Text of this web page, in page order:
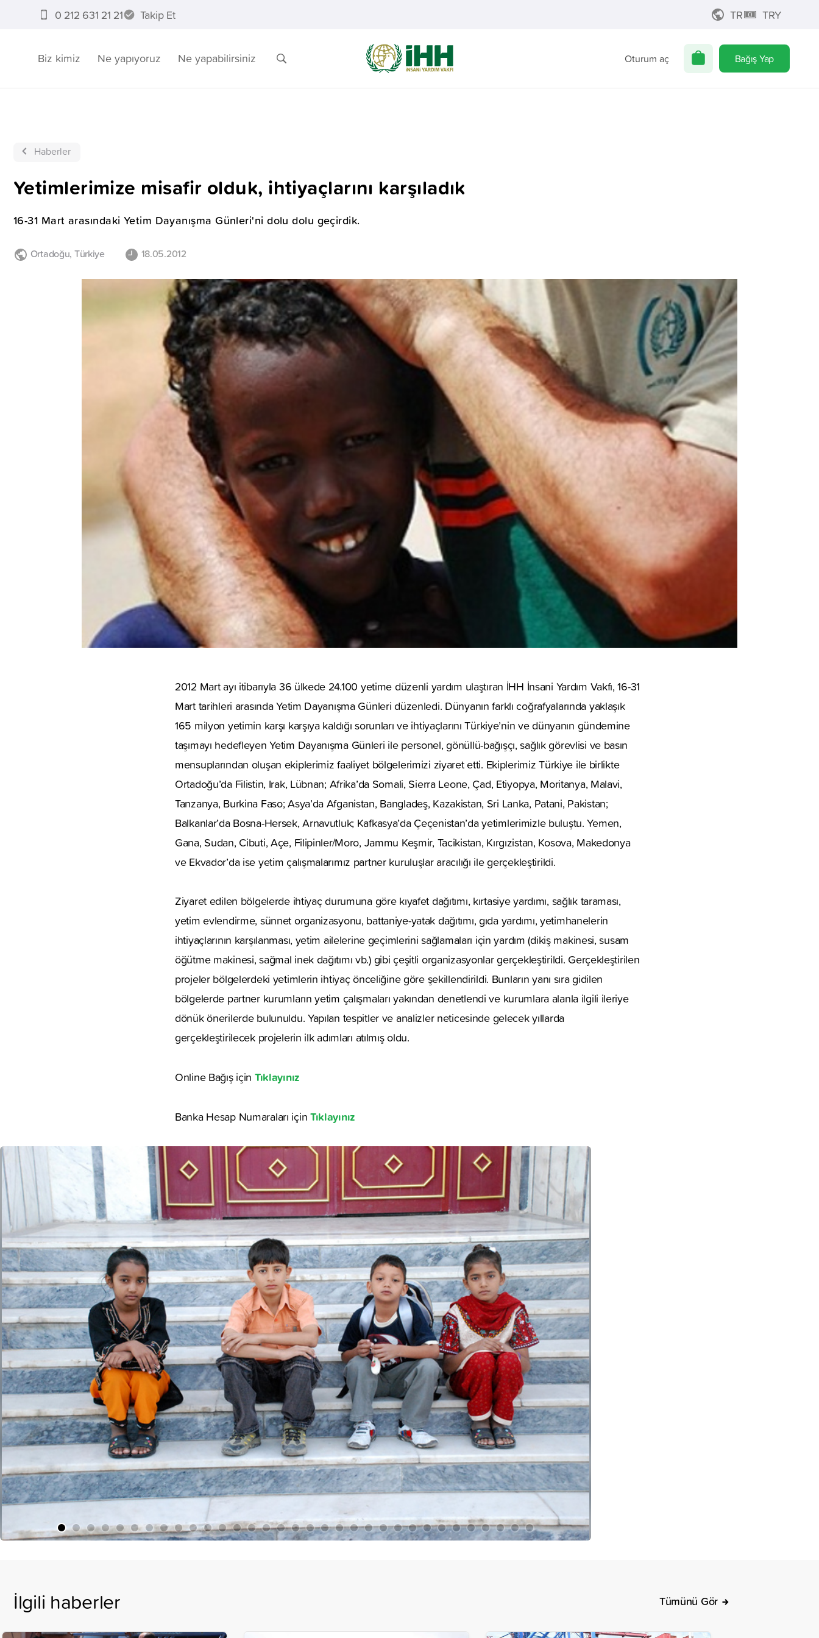
0 212 631 21 21 Takip Et TR TRY
Biz kimiz Ne yapıyoruz Ne yapabilirsiniz Oturum aç Bağış Yap
Haberler
Yetimlerimize misafir olduk, ihtiyaçlarını karşıladık
16-31 Mart arasındaki Yetim Dayanışma Günleri'ni dolu dolu geçirdik.
Ortadoğu, Türkiye 18.05.2012
2012 Mart ayı itibarıyla 36 ülkede 24.100 yetime düzenli yardım ulaştıran İHH İnsani Yardım Vakfı, 16-31
Mart tarihleri arasında Yetim Dayanışma Günleri düzenledi. Dünyanın farklı coğrafyalarında yaklaşık
165 milyon yetimin karşı karşıya kaldığı sorunları ve ihtiyaçlarını Türkiye’nin ve dünyanın gündemine
taşımayı hedefleyen Yetim Dayanışma Günleri ile personel, gönüllü-bağışçı, sağlık görevlisi ve basın
mensuplarından oluşan ekiplerimiz faaliyet bölgelerimizi ziyaret etti. Ekiplerimiz Türkiye ile birlikte
Ortadoğu’da Filistin, Irak, Lübnan; Afrika’da Somali, Sierra Leone, Çad, Etiyopya, Moritanya, Malavi,
Tanzanya, Burkina Faso; Asya’da Afganistan, Bangladeş, Kazakistan, Sri Lanka, Patani, Pakistan;
Balkanlar’da Bosna-Hersek, Arnavutluk; Kafkasya’da Çeçenistan’da yetimlerimizle buluştu. Yemen,
Gana, Sudan, Cibuti, Açe, Filipinler/Moro, Jammu Keşmir, Tacikistan, Kırgızistan, Kosova, Makedonya
ve Ekvador’da ise yetim çalışmalarımız partner kuruluşlar aracılığı ile gerçekleştirildi.
Ziyaret edilen bölgelerde ihtiyaç durumuna göre kıyafet dağıtımı, kırtasiye yardımı, sağlık taraması,
yetim evlendirme, sünnet organizasyonu, battaniye-yatak dağıtımı, gıda yardımı, yetimhanelerin
ihtiyaçlarının karşılanması, yetim ailelerine geçimlerini sağlamaları için yardım (dikiş makinesi, susam
öğütme makinesi, sağmal inek dağıtımı vb.) gibi çeşitli organizasyonlar gerçekleştirildi. Gerçekleştirilen
projeler bölgelerdeki yetimlerin ihtiyaç önceliğine göre şekillendirildi. Bunların yanı sıra gidilen
bölgelerde partner kurumların yetim çalışmaları yakından denetlendi ve kurumlara alanla ilgili ileriye
dönük önerilerde bulunuldu. Yapılan tespitler ve analizler neticesinde gelecek yıllarda
gerçekleştirilecek projelerin ilk adımları atılmış oldu.
Online Bağış için Tıklayınız
Banka Hesap Numaraları için Tıklayınız
İlgili haberler Tümünü Gör